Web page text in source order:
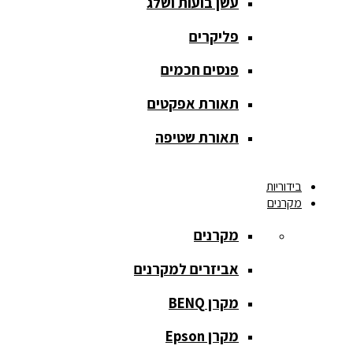
מסך הקרנה
roll up
מסך הקרנה
חצובה
ידני
מסך הקרנה
מסך הקרנה
קבוע
פליקרים
פנסים חכמים
תאורת אפקטים
תאורת שטיפה
בידוריות
מקרנים
מקרנים
אביזרים למקרנים
מקרן BENQ
מקרן Epson